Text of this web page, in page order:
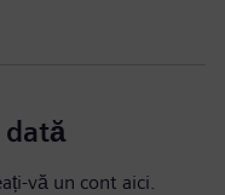
vă un cont aici.